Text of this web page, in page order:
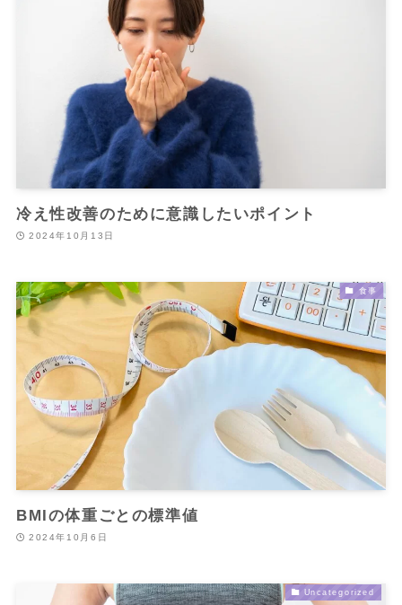
冷え性改善のために意識したいポイント
2024年10月13日
食事
BMIの体重ごとの標準値
2024年10月6日
Uncategorized